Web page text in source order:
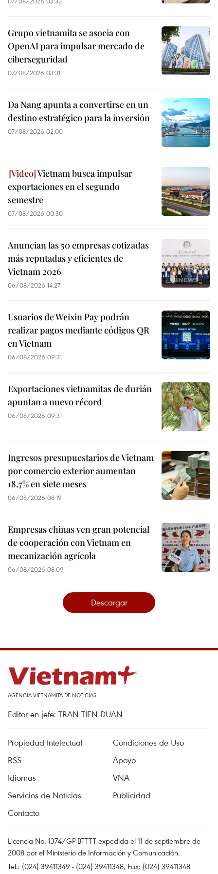
Grupo vietnamita se asocia con
OpenAI para impulsar mercado de
ciberseguridad
07/08/2026 03:31
Da Nang apunta a convertirse en un
destino estratégico para la inversión
07/08/2026 02:00
Vietnam busca impulsar
exportaciones en el segundo
semestre
07/08/2026 00:30
Anuncian las 50 empresas cotizadas
más reputadas y eficientes de
Vietnam 2026
06/08/2026 14:27
Usuarios de Weixin Pay podrán
realizar pagos mediante códigos QR
en Vietnam
06/08/2026 09:31
Exportaciones vietnamitas de durián
apuntan a nuevo récord
06/08/2026 09:31
Ingresos presupuestarios de Vietnam
por comercio exterior aumentan
18,7% en siete meses
06/08/2026 08:19
Empresas chinas ven gran potencial
de cooperación con Vietnam en
mecanización agrícola
06/08/2026 08:09
Descargar
AGENCIA VIETNAMITA DE NOTICIAS
Editor en jefe: TRAN TIEN DUAN
Propiedad Intelectual
Condiciones de Uso
RSS
Apoyo
Idiomas
VNA
Servicios de Noticias
Publicidad
Contacto
Licencia No. 1374/GP-BTTTT expedida el 11 de septiembre de
2008 por el Ministerio de Información y Comunicación.
Tel.: (024) 39411349 - (024) 39411348, Fax: (024) 39411348